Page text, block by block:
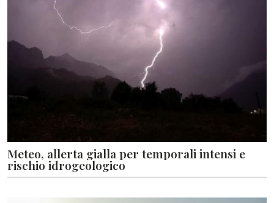
Meteo, allerta gialla per temporali intensi e
rischio idrogeologico